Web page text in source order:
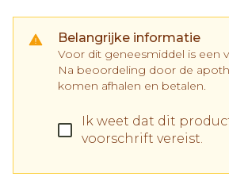
Belangrijke informatie
Voor dit geneesmiddel is een
Na beoordeling door de
komen afhalen en betalen.
Ik weet dat dit
voorschrift vereist.